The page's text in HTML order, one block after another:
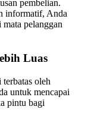
pembelian.
informatif, Anda
pelanggan
Luas
oleh
untuk mencapai
pintu bagi